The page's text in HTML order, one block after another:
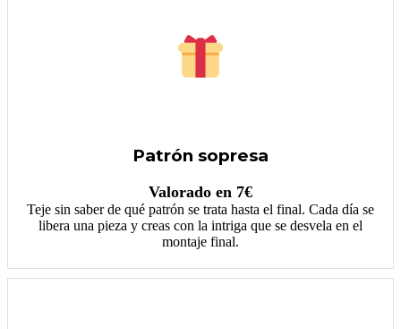
Patrón sopresa
Valorado en 7€
Teje sin saber de qué patrón se trata hasta el final. Cada día se
libera una pieza y creas con la intriga que se desvela en el
montaje final.